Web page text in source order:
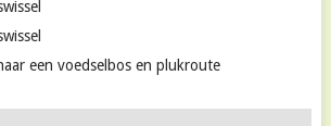
een voedselbos en plukroute